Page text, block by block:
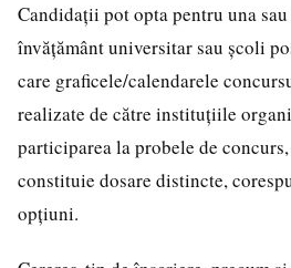
Candidații pot opta pentru una
învățământ universitar sau școli
care graficele/calendarele
realizate de către instituțiile
participarea la probele de
constituie dosare distincte,
opțiuni.